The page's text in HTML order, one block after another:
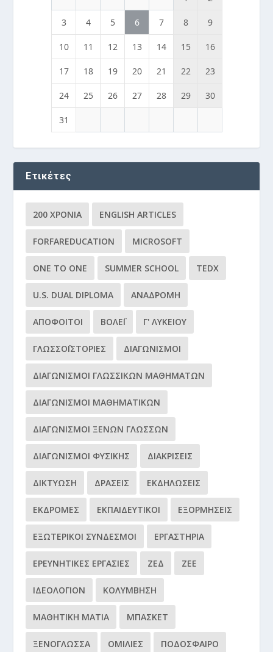
3 4 5 6 7 8 9
10 11 12 13 14 15 16
17 18 19 20 21 22 23
24 25 26 27 28 29 30
31
Ετικέτες
200 ΧΡΌΝΙΑ ENGLISH ARTICLES
FORFAREDUCATION MICROSOFT
ONE TO ONE SUMMER SCHOOL TEDX
U.S. DUAL DIPLOMA ΑΝΑΔΡΟΜΉ
ΑΠΌΦΟΙΤΟΙ ΒΌΛΕΪ Γ' ΛΥΚΕΊΟΥ
ΓΛΩΣΣΟΪΣΤΟΡΊΕΣ ΔΙΑΓΩΝΙΣΜΟΊ
ΔΙΑΓΩΝΙΣΜΟΊ ΓΛΩΣΣΙΚΏΝ ΜΑΘΗΜΆΤΩΝ
ΔΙΑΓΩΝΙΣΜΟΊ ΜΑΘΗΜΑΤΙΚΏΝ
ΔΙΑΓΩΝΙΣΜΟΊ ΞΈΝΩΝ ΓΛΩΣΣΏΝ
ΔΙΑΓΩΝΙΣΜΟΊ ΦΥΣΙΚΉΣ ΔΙΑΚΡΊΣΕΙΣ
ΔΙΚΤΎΩΣΗ ΔΡΆΣΕΙΣ ΕΚΔΗΛΏΣΕΙΣ
ΕΚΔΡΟΜΈΣ ΕΚΠΑΙΔΕΥΤΙΚΟΊ ΕΞΟΡΜΉΣΕΙΣ
ΕΞΩΤΕΡΙΚΟΊ ΣΎΝΔΕΣΜΟΙ ΕΡΓΑΣΤΉΡΙΑ
ΕΡΕΥΝΗΤΙΚΈΣ ΕΡΓΑΣΊΕΣ ΖΕΔ ΖΕΕ
ΙΔΕΟΛΌΓΙΟΝ ΚΟΛΎΜΒΗΣΗ
ΜΑΘΗΤΙΚΉ ΜΑΤΙΆ ΜΠΆΣΚΕΤ
ΞΕΝΌΓΛΩΣΣΑ ΟΜΙΛΊΕΣ ΠΟΔΌΣΦΑΙΡΟ